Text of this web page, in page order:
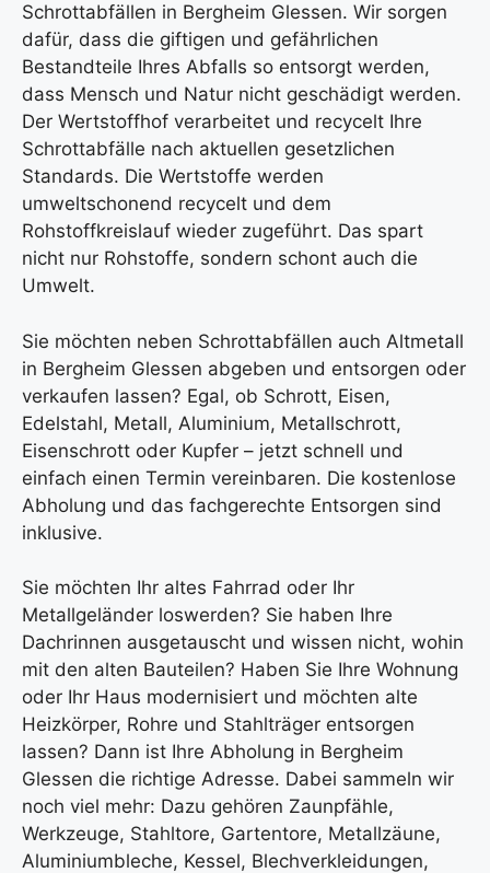
Schrottabfällen in Bergheim Glessen. Wir sorgen
dafür, dass die giftigen und gefährlichen
Bestandteile Ihres Abfalls so entsorgt werden,
dass Mensch und Natur nicht geschädigt werden.
Der Wertstoffhof verarbeitet und recycelt Ihre
Schrottabfälle nach aktuellen gesetzlichen
Standards. Die Wertstoffe werden
umweltschonend recycelt und dem
Rohstoffkreislauf wieder zugeführt. Das spart
nicht nur Rohstoffe, sondern schont auch die
Umwelt.
Sie möchten neben Schrottabfällen auch Altmetall
in Bergheim Glessen abgeben und entsorgen oder
verkaufen lassen? Egal, ob Schrott, Eisen,
Edelstahl, Metall, Aluminium, Metallschrott,
Eisenschrott oder Kupfer – jetzt schnell und
einfach einen Termin vereinbaren. Die kostenlose
Abholung und das fachgerechte Entsorgen sind
inklusive.
Sie möchten Ihr altes Fahrrad oder Ihr
Metallgeländer loswerden? Sie haben Ihre
Dachrinnen ausgetauscht und wissen nicht, wohin
mit den alten Bauteilen? Haben Sie Ihre Wohnung
oder Ihr Haus modernisiert und möchten alte
Heizkörper, Rohre und Stahlträger entsorgen
lassen? Dann ist Ihre Abholung in Bergheim
Glessen die richtige Adresse. Dabei sammeln wir
noch viel mehr: Dazu gehören Zaunpfähle,
Werkzeuge, Stahltore, Gartentore, Metallzäune,
Aluminiumbleche, Kessel, Blechverkleidungen,